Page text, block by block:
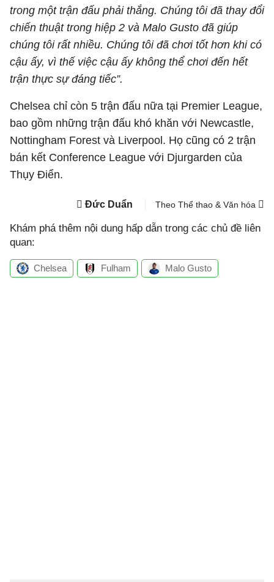
trong một trận đấu phải thắng. Chúng tôi đã thay đổi
chiến thuật trong hiệp 2 và Malo Gusto đã giúp
chúng tôi rất nhiều. Chúng tôi đã chơi tốt hơn khi có
cậu ấy, vì thế việc cậu ấy không thể chơi đến hết
trận thực sự đáng tiếc”.
Chelsea chỉ còn 5 trận đấu nữa tại Premier League,
bao gồm những trận đấu khó khăn với Newcastle,
Nottingham Forest và Liverpool. Họ cũng có 2 trận
bán kết Conference League với Djurgarden của
Thụy Điển.
Đức Duẩn Theo Thể thao & Văn hóa
Khám phá thêm nội dung hấp dẫn trong các chủ đề liên
quan:
Chelsea Fulham Malo Gusto